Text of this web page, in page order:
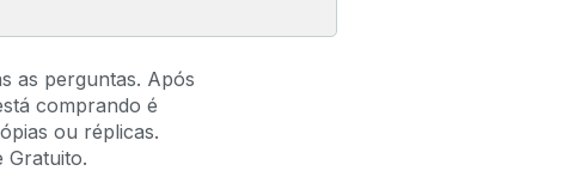
as perguntas. Após
comprando é
ou réplicas.
Gratuito.